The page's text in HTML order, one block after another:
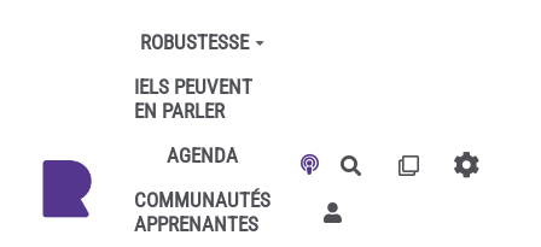
Aller au contenu principal
ROBUSTESSE
IELS PEUVENT
EN PARLER
AGENDA
COMMUNAUTÉS
APPRENANTES
Rechercher